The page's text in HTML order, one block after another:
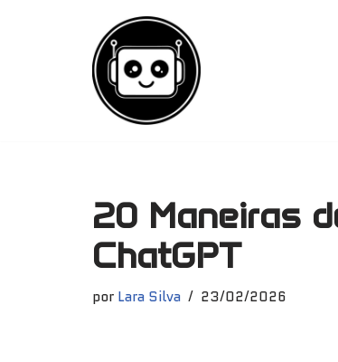
20 Maneiras
ChatGPT
por Lara Silva 23/02/2026